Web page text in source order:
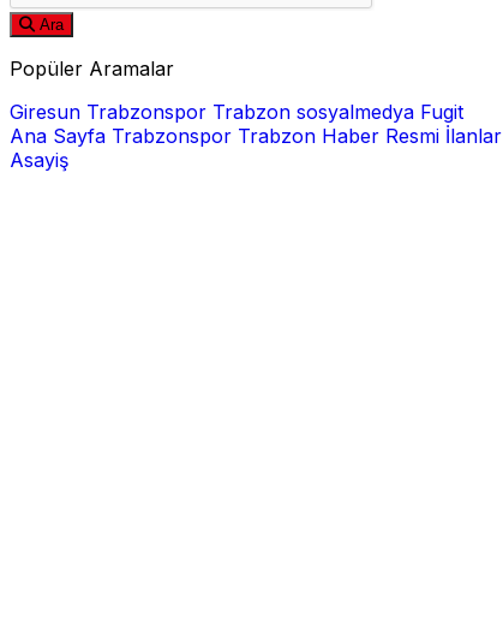
Ara
Popüler Aramalar
Giresun Trabzonspor Trabzon sosyalmedya Fugit
Ana Sayfa Trabzonspor Trabzon Haber Resmi İlanlar
Asayiş